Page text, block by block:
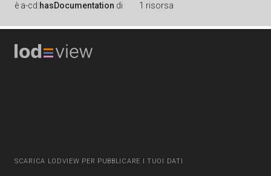
è a-cd:hasDocumentation di 1 risorsa
SCARICA LODVIEW PER PUBBLICARE I TUOI DATI